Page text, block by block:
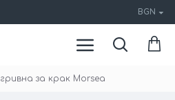
BGN
за крак Morsea